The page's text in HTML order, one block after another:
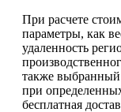
При расчете
параметры, как
удаленность
также выбранный
при
бесплатная